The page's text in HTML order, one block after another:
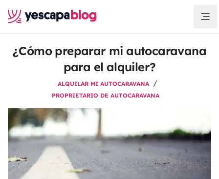
¿Cómo preparar mi autocaravana
para el alquiler?
ALQUILAR MI AUTOCARAVANA
PROPRIETARIO DE AUTOCARAVANA